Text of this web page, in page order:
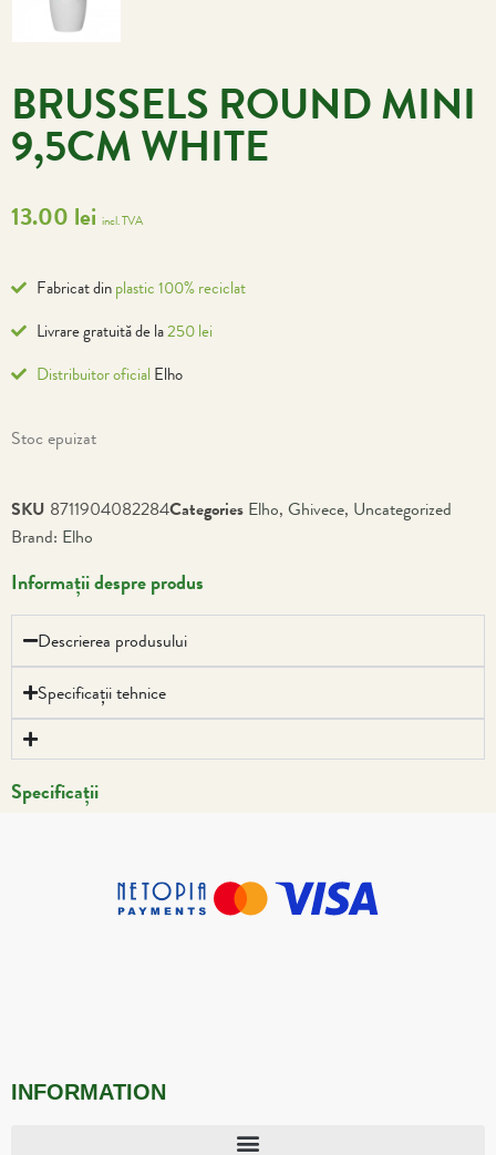
BRUSSELS ROUND MINI
9,5CM WHITE
13.00 lei incl. TVA
Fabricat dinplastic 100% reciclat
Livrare gratuită de la250 lei
Distribuitor oficial Elho
Stoc epuizat
SKU 8711904082284Categories Elho, Ghivece, Uncategorized
Brand: Elho
Informații despre produs
Descrierea produsului
Specificații tehnice
Specificații
INFORMATION